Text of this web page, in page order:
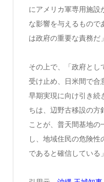
にアメリカ軍専用施設
な影響を与えるもので
は政府の重要な責務だ
その上で、「政府とし
受け止め、日米間で合
早期実現に向け引き続
ちは、辺野古移設の方
ことが、普天間基地の
し、地域住民の危険
であると確信している